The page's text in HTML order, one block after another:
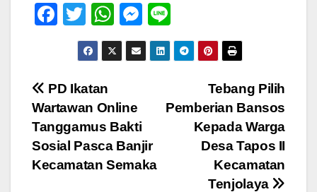
F
e
b
o
o
k
T
wi
tt
er
W
h
at
A
p
p
M
e
ss
er
n
e
Navigasi
pos
Tebang Pilih
Pemberian Bansos
Kepada Warga
Desa Tapos II
Kecamatan
Tenjolaya
PD Ikatan
Wartawan Online
Tanggamus Bakti
Sosial Pasca Banjir
Kecamatan Semaka